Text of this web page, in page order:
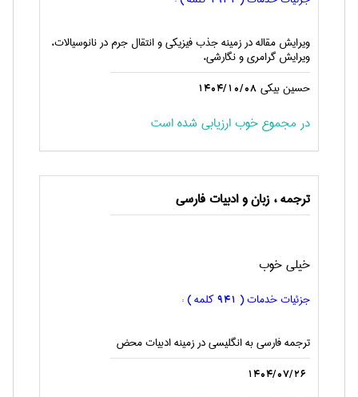
ویرایش مقاله در زمینه جذب فیزیکی و انتقال جرم در نانوسیالات،
ویرایش گرامری و نگارشی،
حسین بیکی 1404/10/08
در مجموع خوب ارزیابی شده است
ترجمه ، زبان و ادبيات فارسی
خیلی خوب
جزئیات خدمات ( 941 کلمه ) :
ترجمه فارسی به انگليسی در زمینه ادبیات محض
1404/07/26